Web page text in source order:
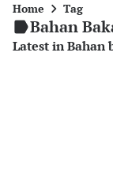
Home Tag
Bahan
Latest in Bahan